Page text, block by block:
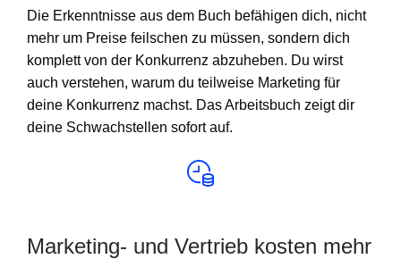
Die Erkenntnisse aus dem Buch befähigen dich, nicht
mehr um Preise feilschen zu müssen, sondern dich
komplett von der Konkurrenz abzuheben. Du wirst
auch verstehen, warum du teilweise Marketing für
deine Konkurrenz machst. Das Arbeitsbuch zeigt dir
deine Schwachstellen sofort auf.
Marketing- und Vertrieb kosten mehr